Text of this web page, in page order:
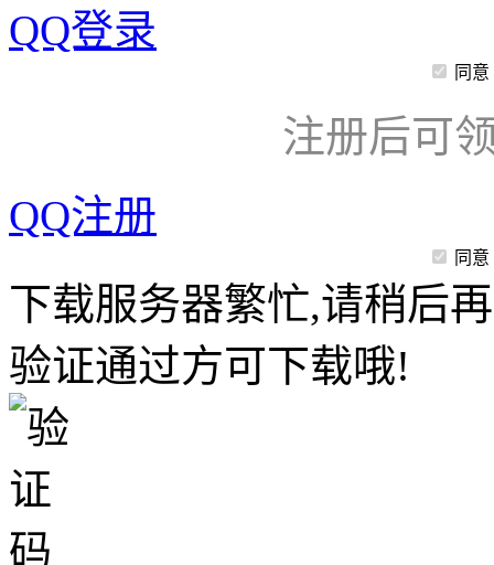
QQ登录
同意
注册后可
QQ注册
同意
下载服务器繁忙,请稍后
验证通过方可下载哦!